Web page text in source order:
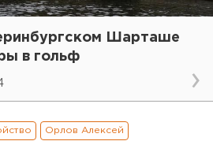
Шарташе
в гольф
Орлов Алексей